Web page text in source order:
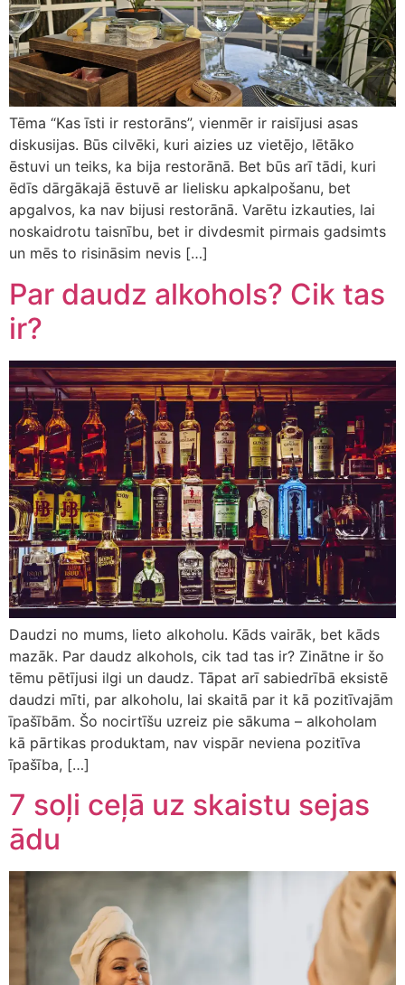
Tēma “Kas īsti ir restorāns”, vienmēr ir raisījusi asas
diskusijas. Būs cilvēki, kuri aizies uz vietējo, lētāko
ēstuvi un teiks, ka bija restorānā. Bet būs arī tādi, kuri
ēdīs dārgākajā ēstuvē ar lielisku apkalpošanu, bet
apgalvos, ka nav bijusi restorānā. Varētu izkauties, lai
noskaidrotu taisnību, bet ir divdesmit pirmais gadsimts
un mēs to risināsim nevis […]
Par daudz alkohols? Cik tas
ir?
Daudzi no mums, lieto alkoholu. Kāds vairāk, bet kāds
mazāk. Par daudz alkohols, cik tad tas ir? Zinātne ir šo
tēmu pētījusi ilgi un daudz. Tāpat arī sabiedrībā eksistē
daudzi mīti, par alkoholu, lai skaitā par it kā pozitīvajām
īpašībām. Šo nocirtīšu uzreiz pie sākuma – alkoholam
kā pārtikas produktam, nav vispār neviena pozitīva
īpašība, […]
7 soļi ceļā uz skaistu sejas
ādu